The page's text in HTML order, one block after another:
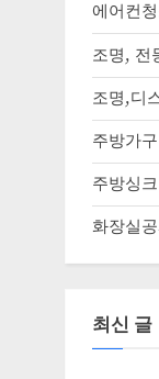
에어컨
조명, 전
조명,디
주방가구
주방싱크
화장실
최신 글